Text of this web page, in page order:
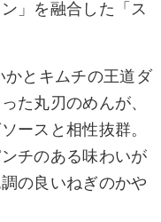
」を融合した「ス
かとキムチの王道ダ
た丸刃のめんが、
ースと相性抜群。
チのある味わいが
の良いねぎのかや